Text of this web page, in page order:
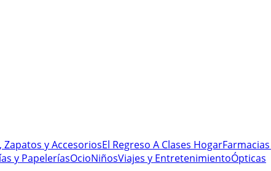
Zapatos y AccesoriosEl Regreso A Clases Hogar
y PapeleríasOcioNiñosViajes y EntretenimientoÓpticas